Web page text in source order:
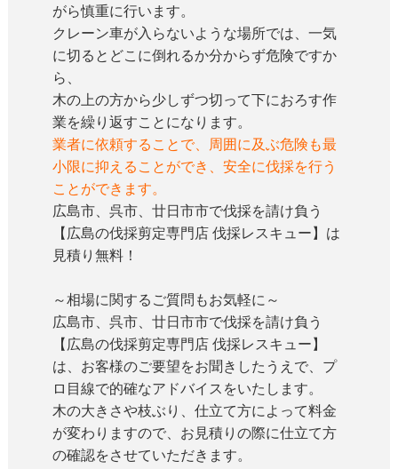
がら慎重に行います。
クレーン車が入らないような場所では、一気
に切るとどこに倒れるか分からず危険ですか
ら、
木の上の方から少しずつ切って下におろす作
業を繰り返すことになります。
業者に依頼することで、周囲に及ぶ危険も最
小限に抑えることができ、安全に伐採を行う
ことができます。
広島市、呉市、廿日市市で伐採を請け負う
【広島の伐採剪定専門店 伐採レスキュー】は
見積り無料！
～相場に関するご質問もお気軽に～
広島市、呉市、廿日市市で伐採を請け負う
【広島の伐採剪定専門店 伐採レスキュー】
は、お客様のご要望をお聞きしたうえで、プ
ロ目線で的確なアドバイスをいたします。
木の大きさや枝ぶり、仕立て方によって料金
が変わりますので、お見積りの際に仕立て方
の確認をさせていただきます。